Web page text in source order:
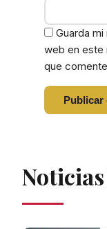
Guarda
web en este
que